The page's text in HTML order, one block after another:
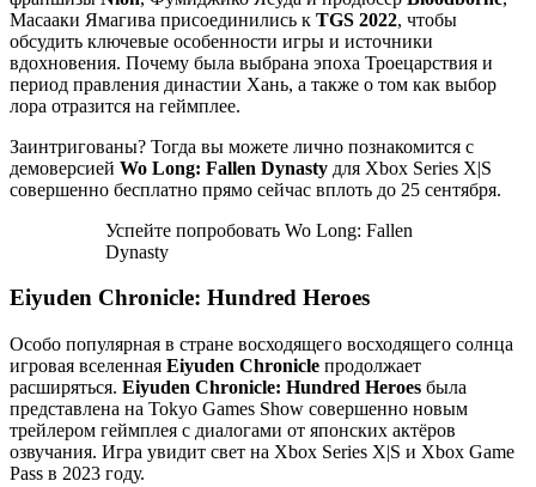
Масааки Ямагива присоединились к TGS 2022, чтобы
обсудить ключевые особенности игры и источники
вдохновения. Почему была выбрана эпоха Троецарствия и
период правления династии Хань, а также о том как выбор
лора отразится на геймплее.
Заинтригованы? Тогда вы можете лично познакомится с
демоверсией Wo Long: Fallen Dynasty для Xbox Series X|S
совершенно бесплатно прямо сейчас вплоть до 25 сентября.
Успейте попробовать Wo Long: Fallen
Dynasty
Eiyuden Chronicle: Hundred Heroes
Особо популярная в стране восходящего восходящего солнца
игровая вселенная Eiyuden Chronicle продолжает
расширяться. Eiyuden Chronicle: Hundred Heroes была
представлена ​​на Tokyo Games Show совершенно новым
трейлером геймплея с диалогами от японских актёров
озвучания. Игра увидит свет на Xbox Series X|S и Xbox Game
Pass в 2023 году.